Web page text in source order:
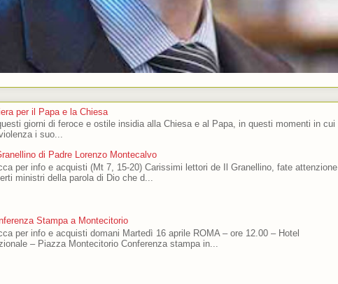
per il Papa e la Chiesa
giorni di feroce e ostile insidia alla Chiesa e al Papa, in questi momenti in cui
i suo...
di Padre Lorenzo Montecalvo
per info e acquisti (Mt 7, 15-20) Carissimi lettori de Il Granellino, fate attenzione
ministri della parola di Dio che d...
Stampa a Montecitorio
per info e acquisti domani Martedì 16 aprile ROMA – ore 12.00 – Hotel
– Piazza Montecitorio Conferenza stampa in...